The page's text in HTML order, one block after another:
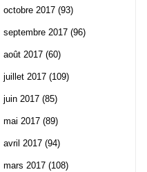
octobre 2017 (93)
septembre 2017 (96)
août 2017 (60)
juillet 2017 (109)
juin 2017 (85)
mai 2017 (89)
avril 2017 (94)
mars 2017 (108)